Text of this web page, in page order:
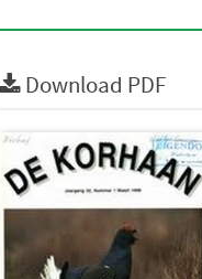
Download PDF